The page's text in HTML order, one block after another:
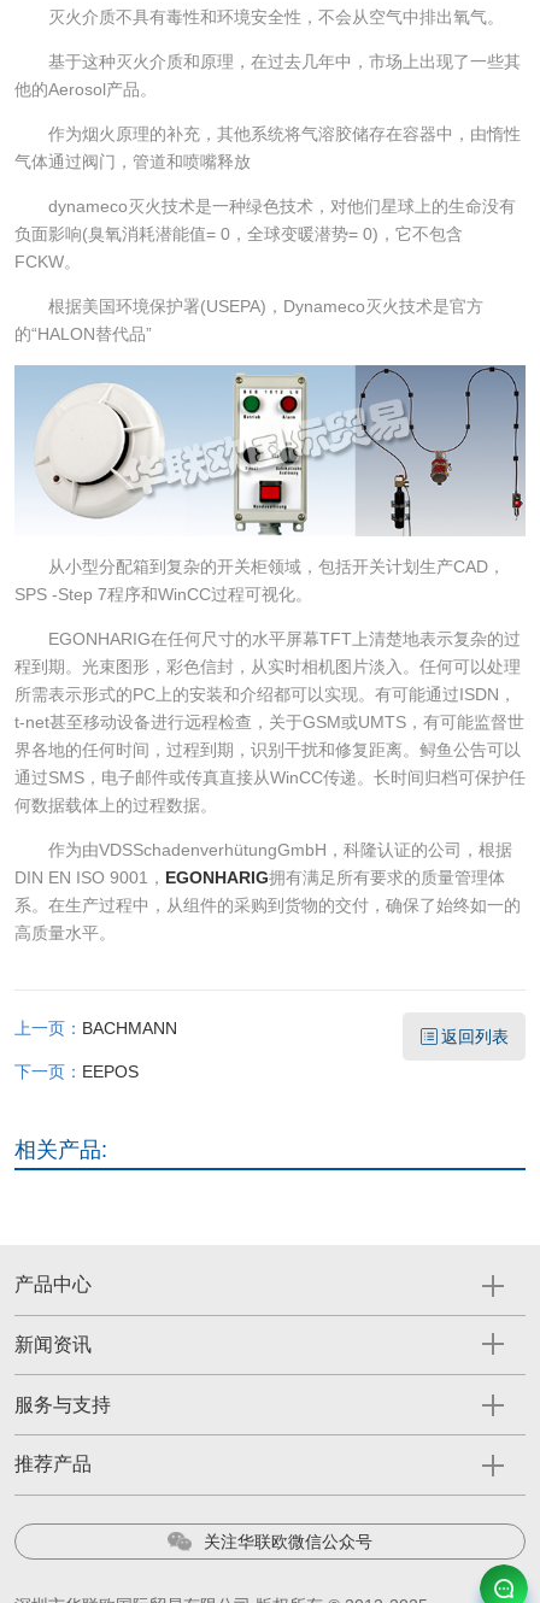
灭火介质不具有毒性和环境安全性，不会从空气中排出氧气。
基于这种灭火介质和原理，在过去几年中，市场上出现了一些其
他的Aerosol产品。
作为烟火原理的补充，其他系统将气溶胶储存在容器中，由惰性
气体通过阀门，管道和喷嘴释放
dynameco灭火技术是一种绿色技术，对他们星球上的生命没有
负面影响(臭氧消耗潜能值= 0，全球变暖潜势= 0)，它不包含
FCKW。
根据美国环境保护署(USEPA)，Dynameco灭火技术是官方
的“HALON替代品”
从小型分配箱到复杂的开关柜领域，包括开关计划生产CAD，
SPS -Step 7程序和WinCC过程可视化。
EGONHARIG在任何尺寸的水平屏幕TFT上清楚地表示复杂的过
程到期。光束图形，彩色信封，从实时相机图片淡入。任何可以处理
所需表示形式的PC上的安装和介绍都可以实现。有可能通过ISDN，
t-net甚至移动设备进行远程检查，关于GSM或UMTS，有可能监督世
界各地的任何时间，过程到期，识别干扰和修复距离。鲟鱼公告可以
通过SMS，电子邮件或传真直接从WinCC传递。长时间归档可保护任
何数据载体上的过程数据。
作为由VDSSchadenverhütungGmbH，科隆认证的公司，根据
DIN EN ISO 9001， EGONHARIG拥有满足所有要求的质量管理体
系。在生产过程中，从组件的采购到货物的交付，确保了始终如一的
高质量水平。
上一页： BACHMANN
下一页： EEPOS
返回列表
相关产品:
产品中心
新闻资讯
服务与支持
推荐产品
关注华联欧微信公众号